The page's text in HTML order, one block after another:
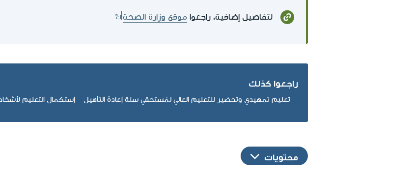
لتفاصيل إضافية، راجعوا موقع وزارة الصحة
راجعوا كذلك
تعليم تمهيدي وتحضير للتعليم العالي لمُستحقي سلة إعادة التأهيل إستكمال التعليم
محتويات